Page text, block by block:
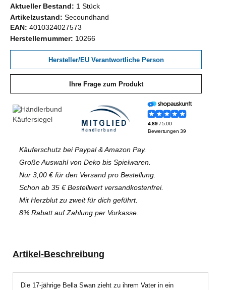
Aktueller Bestand: 1 Stück
Artikelzustand: Secoundhand
EAN: 4010324027573
Herstellernummer: 10266
Hersteller/EU Verantwortliche Person
Ihre Frage zum Produkt
Käuferschutz bei Paypal & Amazon Pay.
Große Auswahl von Deko bis Spielwaren.
Nur 3,00 € für den Versand pro Bestellung.
Schon ab 35 € Bestellwert versandkostenfrei.
Mit Herzblut zu zweit für dich geführt.
8% Rabatt auf Zahlung per Vorkasse.
Artikel-Beschreibung
Die 17-jährige Bella Swan zieht zu ihrem Vater in ein